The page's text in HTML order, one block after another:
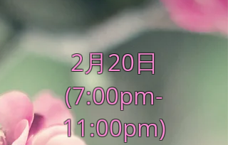
2月20日
(7:00pm-
11:00pm)